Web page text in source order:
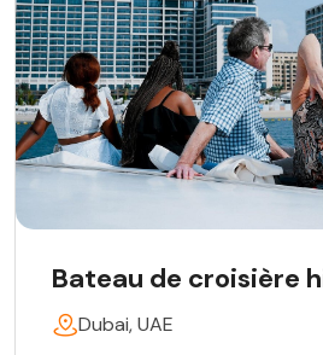
Bateau de croisière
Dubai, UAE